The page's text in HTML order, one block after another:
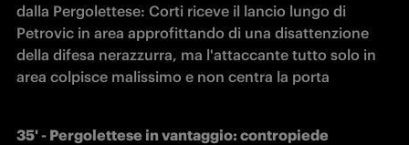
dalla Pergolettese: Corti riceve il lancio lungo di
Petrovic in area approfittando di una disattenzione
della difesa nerazzurra, ma l'attaccante tutto solo in
area colpisce malissimo e non centra la porta
35' - Pergolettese in vantaggio: contropiede